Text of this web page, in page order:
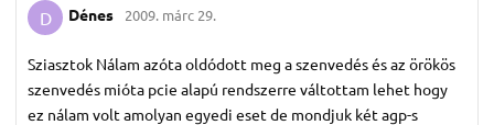
D Dénes 2009. márc 29.
Sziasztok Nálam azóta oldódott meg a szenvedés és az örökös
szenvedés mióta pcie alapú rendszerre váltottam lehet hogy
ez nálam volt amolyan egyedi eset de mondjuk két agp-s